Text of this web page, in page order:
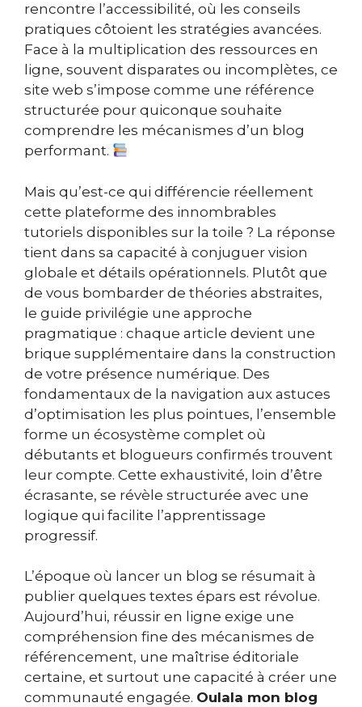
rencontre l’accessibilité, où les conseils
pratiques côtoient les stratégies avancées.
Face à la multiplication des ressources en
ligne, souvent disparates ou incomplètes, ce
site web s’impose comme une référence
structurée pour quiconque souhaite
comprendre les mécanismes d’un blog
performant.
Mais qu’est-ce qui différencie réellement
cette plateforme des innombrables
tutoriels disponibles sur la toile ? La réponse
tient dans sa capacité à conjuguer vision
globale et détails opérationnels. Plutôt que
de vous bombarder de théories abstraites,
le guide privilégie une approche
pragmatique : chaque article devient une
brique supplémentaire dans la construction
de votre présence numérique. Des
fondamentaux de la navigation aux astuces
d’optimisation les plus pointues, l’ensemble
forme un écosystème complet où
débutants et blogueurs confirmés trouvent
leur compte. Cette exhaustivité, loin d’être
écrasante, se révèle structurée avec une
logique qui facilite l’apprentissage
progressif.
L’époque où lancer un blog se résumait à
publier quelques textes épars est révolue.
Aujourd’hui, réussir en ligne exige une
compréhension fine des mécanismes de
référencement, une maîtrise éditoriale
certaine, et surtout une capacité à créer une
communauté engagée. Oulala mon blog